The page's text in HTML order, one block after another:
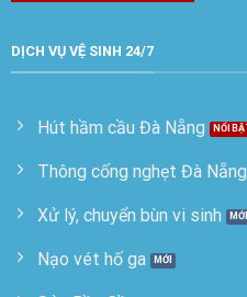
DỊCH VỤ VỆ SINH 24/7
Hút hầm cầu Đà Nẵng
Thông cống nghẹt Đà Nẵng
Xử lý, chuyển bùn vi sinh
Nạo vét hố ga